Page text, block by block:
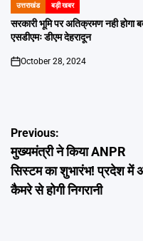
POSTED
IN
उत्तराखंड बड़ी खबर
सरकारी भूमि पर अतिक्रमण नही होगा
एसडीएमः डीएम देहरादून
on
October 28, 2024
Post
navigation
Previous:
मुख्यमंत्री ने किया ANPR
सिस्टम का शुभारंभ! प्रदेश में
कैमरे से होगी निगरानी